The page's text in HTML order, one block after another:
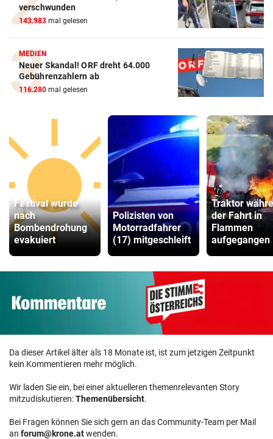
verschwunden
143.983 mal gelesen
MEDIEN
Neuer Skandal! ORF dreht 64.000
Gebührenzahlern ab
116.280 mal gelesen
Festival wurde
nach
Bombendrohung
evakuiert
Polizisten von
Motorradfahrer
(17) mitgeschleift
Traktor
der Fahrt in
Flammen
aufgegangen
Da dieser Artikel älter als 18 Monate ist, ist zum jetzigen Zeitpunkt
kein Kommentieren mehr möglich.
Wir laden Sie ein, bei einer aktuelleren themenrelevanten Story
mitzudiskutieren:Themenübersicht.
Bei Fragen können Sie sich gern an das Community-Team per Mail
an forum@krone.atwenden.